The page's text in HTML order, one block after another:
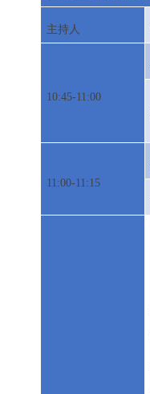
主持人
10:45-11:00
11:00-11:15